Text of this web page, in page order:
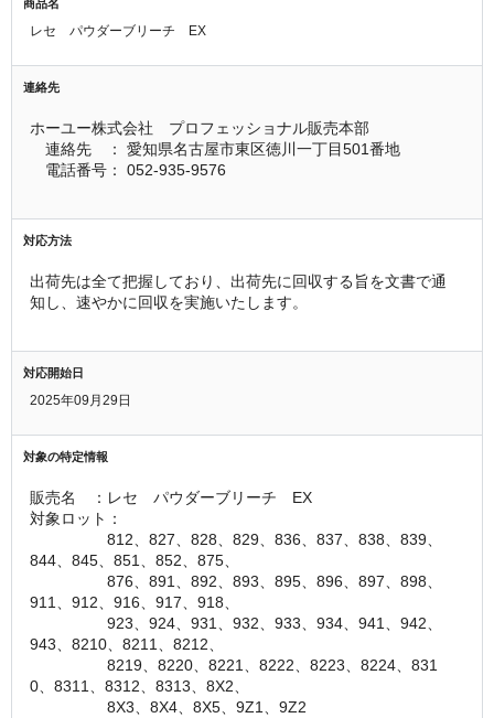
商品名
レセ パウダーブリーチ EX
連絡先
ホーユー株式会社　プロフェッショナル販売本部
連絡先　： 愛知県名古屋市東区徳川一丁目501番地
電話番号： 052-935-9576
対応方法
出荷先は全て把握しており、出荷先に回収する旨を文書で通
知し、速やかに回収を実施いたします。
対応開始日
2025年09月29日
対象の特定情報
販売名　：レセ　パウダーブリーチ　EX
対象ロット：
812、827、828、829、836、837、838、839、
844、845、851、852、875、
876、891、892、893、895、896、897、898、
911、912、916、917、918、
923、924、931、932、933、934、941、942、
943、8210、8211、8212、
8219、8220、8221、8222、8223、8224、831
0、8311、8312、8313、8X2、
8X3、8X4、8X5、9Z1、9Z2